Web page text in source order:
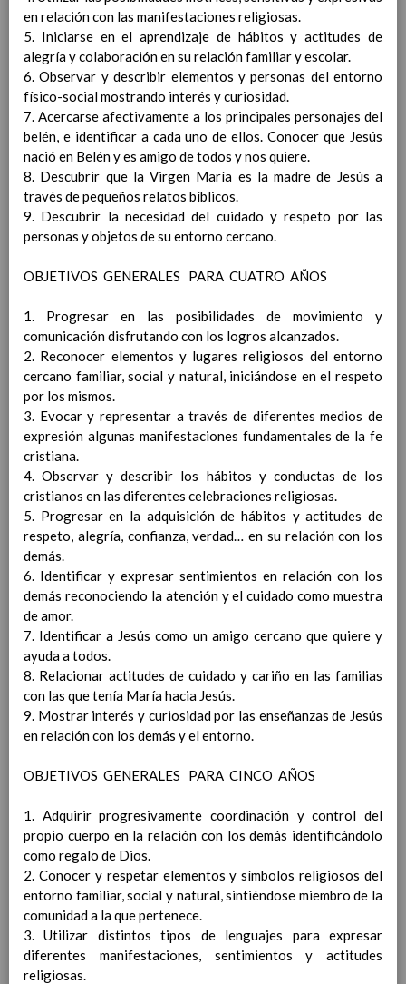
ConcreciÃ³n curricular
para la etapa. Perfiles de
Ã¡rea y de competencias
Ãrea de Lengua Extranjera
(FrancÃ©s)
Objetivos del Ã¡rea
ContribuciÃ³n del Ã¡rea a
las competencias clave
ConcreciÃ³n curricular
para la etapa. Perfiles de
Ã¡rea y de
competencias
Valores y temas transversales a
MetodologÃ­a
Principios generales
metodolÃ³gicos
MetodologÃ­a especÃ­fica de
Lengua Castellana y
Literatura
Lengua Extranjera:
InglÃ©s
Ciencias de la Naturaleza
Ciencias Sociales
EducaciÃ³n ArtÃ­stica
EducaciÃ³n para la
Derechos Humanos.
Digital
Valores Sociales y CÃ­
vicos
Ãrea de ReligiÃ³n
Lengua Extranjera
Acuerdos especÃ­ficos referidos
a metodologÃ­a en nuestro
Papel de los deberes
Tipos de agrupamientos
Sobre los espacios: aula, salidas,
otrosâ€¦
DistribuciÃ³n del tiempo
en relación con las manifestaciones religiosas.
5. Iniciarse en el aprendizaje de hábitos y actitudes de
alegría y colaboración en su relación familiar y escolar.
6. Observar y describir elementos y personas del entorno
físico-social mostrando interés y curiosidad.
7. Acercarse afectivamente a los principales personajes del
belén, e identificar a cada uno de ellos. Conocer que Jesús
nació en Belén y es amigo de todos y nos quiere.
8. Descubrir que la Virgen María es la madre de Jesús a
través de pequeños relatos bíblicos.
9. Descubrir la necesidad del cuidado y respeto por las
personas y objetos de su entorno cercano.
OBJETIVOS GENERALES PARA CUATRO AÑOS
1. Progresar en las posibilidades de movimiento y
comunicación disfrutando con los logros alcanzados.
2. Reconocer elementos y lugares religiosos del entorno
cercano familiar, social y natural, iniciándose en el respeto
por los mismos.
3. Evocar y representar a través de diferentes medios de
expresión algunas manifestaciones fundamentales de la fe
cristiana.
4. Observar y describir los hábitos y conductas de los
cristianos en las diferentes celebraciones religiosas.
5. Progresar en la adquisición de hábitos y actitudes de
respeto, alegría, confianza, verdad… en su relación con los
demás.
6. Identificar y expresar sentimientos en relación con los
demás reconociendo la atención y el cuidado como muestra
de amor.
7. Identificar a Jesús como un amigo cercano que quiere y
ayuda a todos.
8. Relacionar actitudes de cuidado y cariño en las familias
con las que tenía María hacia Jesús.
9. Mostrar interés y curiosidad por las enseñanzas de Jesús
en relación con los demás y el entorno.
OBJETIVOS GENERALES PARA CINCO AÑOS
1. Adquirir progresivamente coordinación y control del
propio cuerpo en la relación con los demás identificándolo
como regalo de Dios.
2. Conocer y respetar elementos y símbolos religiosos del
entorno familiar, social y natural, sintiéndose miembro de la
comunidad a la que pertenece.
3. Utilizar distintos tipos de lenguajes para expresar
diferentes manifestaciones, sentimientos y actitudes
religiosas.